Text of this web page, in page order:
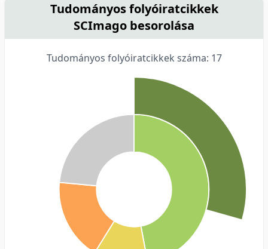
Tudományos folyóiratcikkek
SCImago besorolása
Tudományos folyóiratcikkek száma: 17